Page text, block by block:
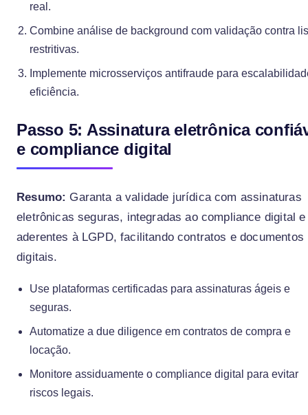
real.
Combine análise de background com validação contra
restritivas.
Implemente microsserviços antifraude para
eficiência.
Passo 5: Assinatura eletrônica
e compliance digital
Resumo: Garanta a validade jurídica com assinaturas
eletrônicas seguras, integradas ao compliance digital e
aderentes à LGPD, facilitando contratos e documentos
digitais.
Use plataformas certificadas para assinaturas ágeis e
seguras.
Automatize a due diligence em contratos de compra e
locação.
Monitore assiduamente o compliance digital para evitar
riscos legais.